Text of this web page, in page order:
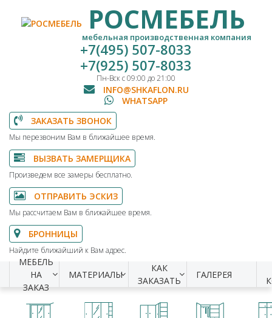
РОСМЕБЕЛЬ
мебельная производственная компания
+7(495) 507-8033
+7(925) 507-8033
Пн-Вск с 09:00 до 21:00
INFO@SHKAFLON.RU
WHATSAPP
ЗАКАЗАТЬ ЗВОНОК
Мы перезвоним Вам в ближайшее время.
ВЫЗВАТЬ ЗАМЕРЩИКА
Произведем все замеры бесплатно.
ОТПРАВИТЬ ЭСКИЗ
Мы рассчитаем Вам в ближайшее время.
БРОННИЦЫ
Найдите ближайший к Вам адрес.
МЕБЕЛЬ
НА
ЗАКАЗ
МАТЕРИАЛЫ
КАК
ЗАКАЗАТЬ
ГАЛЕРЕЯ